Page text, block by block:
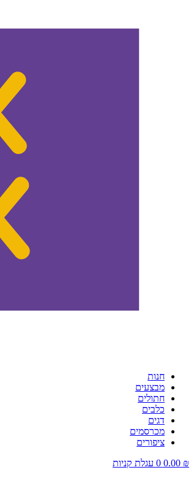
חנות
מבצעים
חתולים
כלבים
דגים
מכרסמים
ציפורים
0.00 ₪
0 עגלת קניות